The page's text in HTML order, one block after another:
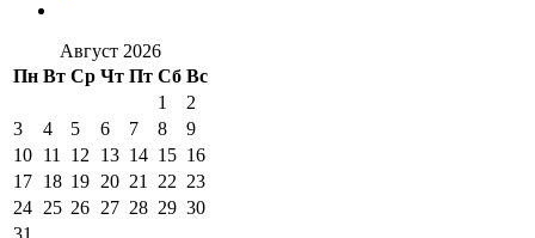
Август 2026
Пн Вт Ср Чт Пт Сб Вс
1
2
3
4 5 6 7 8
9
10 11 12 13 14 15 16
17 18 19 20 21 22 23
24 25 26 27 28 29 30
31